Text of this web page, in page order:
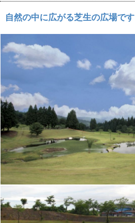
自然の中に広がる芝生の広場です